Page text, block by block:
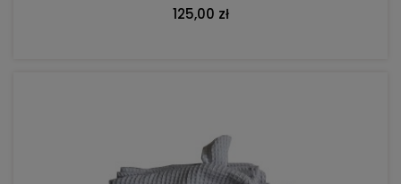
125,00 zł